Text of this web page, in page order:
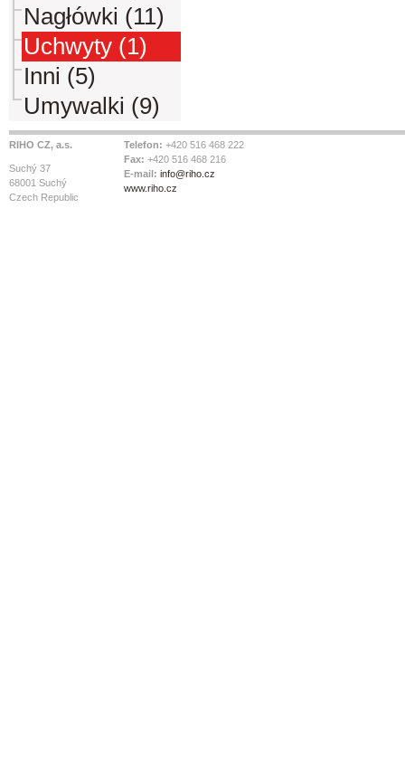
Nagłówki (11)
Uchwyty (1)
Inni (5)
Umywalki (9)
RIHO CZ, a.s.
Suchý 37
68001 Suchý
Czech Republic
Telefon: +420 516 468 222
Fax: +420 516 468 216
E-mail: info@riho.cz
www.riho.cz